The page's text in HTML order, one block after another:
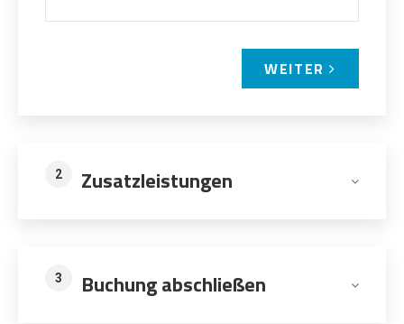
WEITER
2 Zusatzleistungen
3 Buchung abschließen